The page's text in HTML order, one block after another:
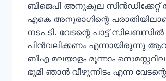
ബിജെപി അനുകൂല സിൻഡിക്കേറ്റ്
എകെ അനുരാഗിന്റെ
നടപടി. വേടന്റെ പാട്ട് സിലബസിൽ
പിൻവലിക്കണം എന്നായിരുന്നു
ബിഎ മലയാളം മൂന്നാം
ഭൂമി ഞാൻ വീഴുന്നിടം എന്ന വേടന്റെ